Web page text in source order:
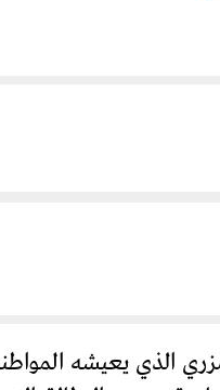
الذي يعيشه